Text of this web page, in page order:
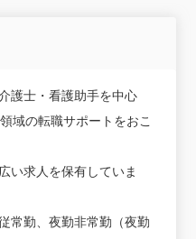
護士・看護助手を中心
域の転職サポートをおこ
い求人を保有していま
常勤、夜勤非常勤（夜勤